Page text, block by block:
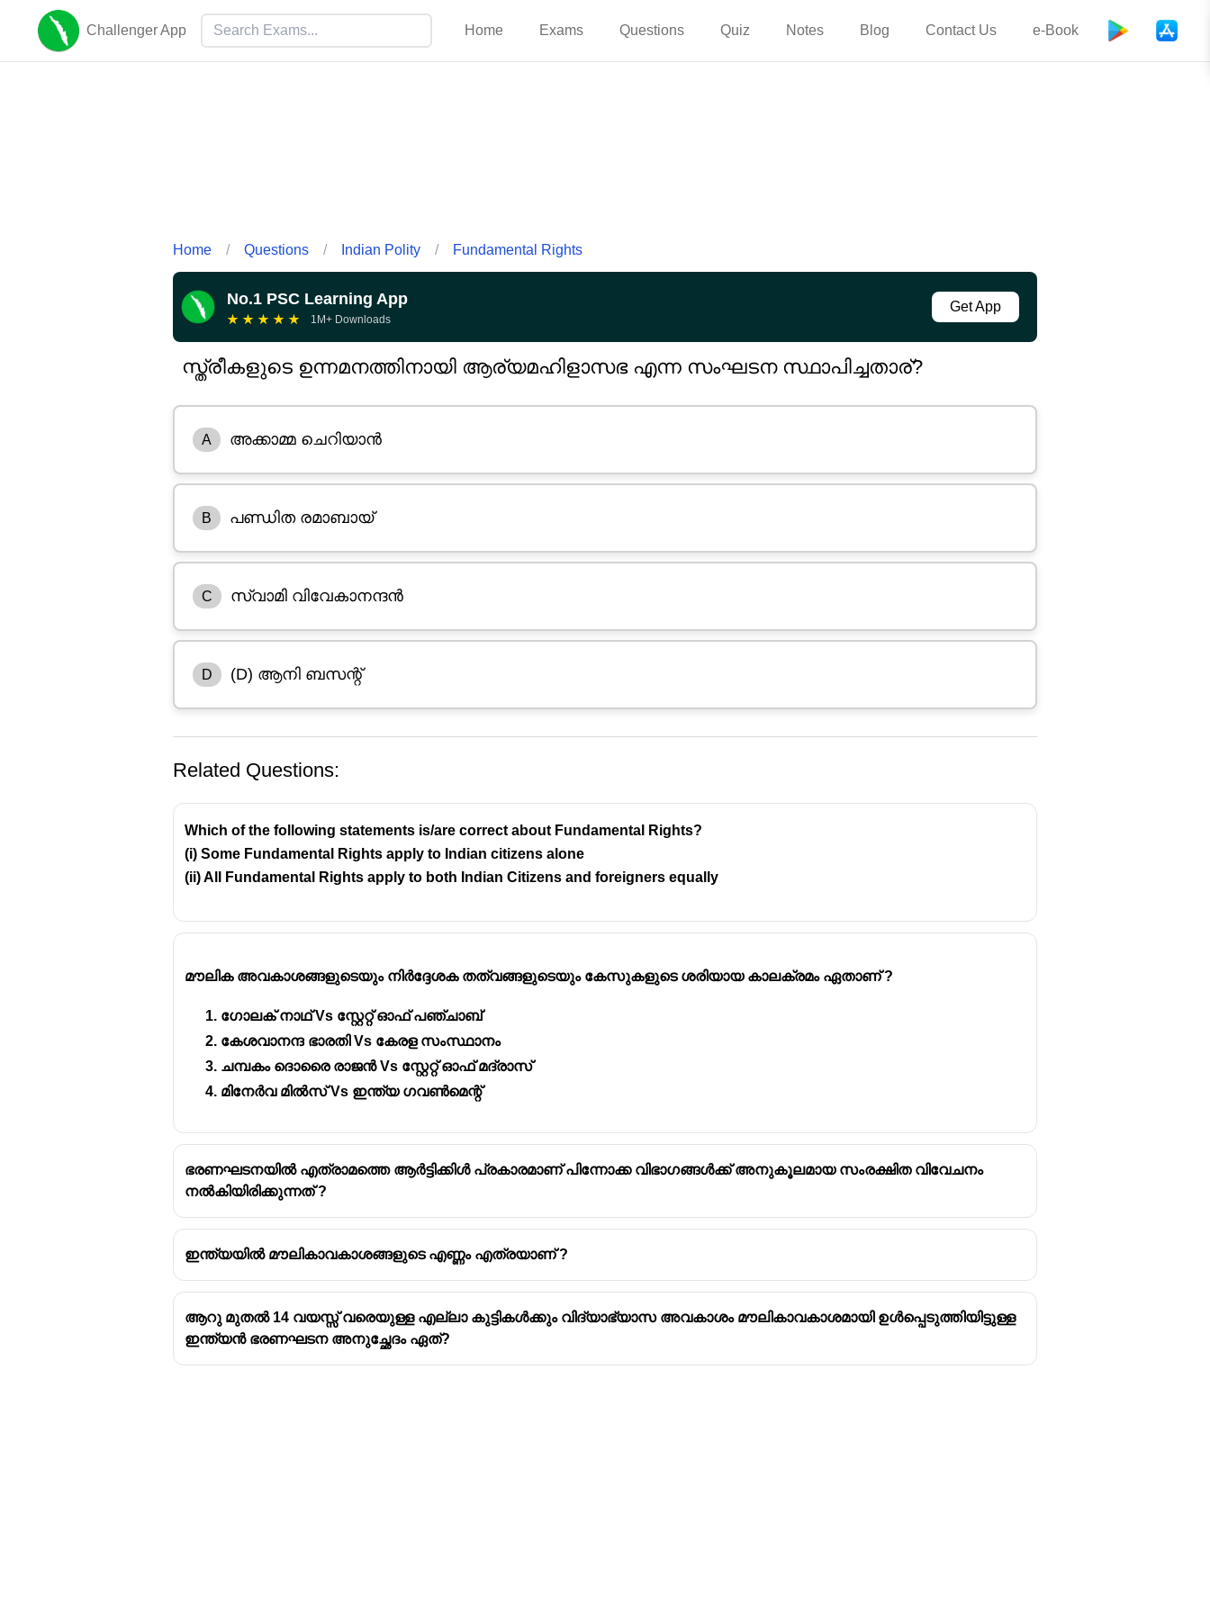
Challenger App Home Exams Questions Quiz Notes Blog Contact Us e-Book
Home / Questions / Indian Polity / Fundamental Rights
No.1 PSC Learning App
★ ★ ★ ★ ★ 1M+ Downloads
Get App
സ്ത്രീകളുടെ ഉന്നമനത്തിനായി ആര്യമഹിളാസഭ എന്ന സംഘടന സ്ഥാപിച്ചതാര്?
A അക്കാമ്മ ചെറിയാൻ
B പണ്ഡിത രമാബായ്
C സ്വാമി വിവേകാനന്ദൻ
D (D) ആനി ബസന്റ്
പരിഷ്കരണത്തിലൂടെയും സ്ത്രീകളെ ശാക്തീകരിക്കുക എന്ന ലക്ഷ്യത്തോടെ പ്രവർത്തിക്കുന്ന ഒരു വനിതാ
സ്ത്രീകൾക്ക് വിദ്യാഭ്യാസവും തൊഴിൽ പരിശീലനവും നൽകുന്നതിനൊപ്പം അവരുടെ സാമൂഹിക പദവി
മെച്ചപ്പെടുത്തുന്നതിനും സംഘടന പ്രവർത്തിച്ചു.
Related Questions:
Which of the following statements is/are correct about Fundamental Rights?
(i) Some Fundamental Rights apply to Indian citizens alone
(ii) All Fundamental Rights apply to both Indian Citizens and foreigners equally
മൗലിക അവകാശങ്ങളുടെയും നിർദ്ദേശക തത്വങ്ങളുടെയും കേസുകളുടെ ശരിയായ കാലക്രമം ഏതാണ് ?
ഗോലക് നാഥ്‌ Vs സ്റ്റേറ്റ് ഓഫ് പഞ്ചാബ്
കേശവാനന്ദ ഭാരതി Vs കേരള സംസ്ഥാനം
ചമ്പകം ദൊരൈ രാജൻ Vs സ്റ്റേറ്റ് ഓഫ് മദ്രാസ്
മിനേർവ മിൽസ് Vs ഇന്ത്യ ഗവൺമെന്റ്
ഭരണഘടനയിൽ എത്രാമത്തെ ആർട്ടിക്കിൾ പ്രകാരമാണ് പിന്നോക്ക വിഭാഗങ്ങൾക്ക് അനുകൂലമായ സംരക്ഷിത വിവേചനം
നൽകിയിരിക്കുന്നത് ?
ഇന്ത്യയിൽ മൗലികാവകാശങ്ങളുടെ എണ്ണം എത്രയാണ് ?
ആറു മുതൽ 14 വയസ്സ് വരെയുള്ള എല്ലാ കുട്ടികൾക്കും വിദ്യാഭ്യാസ അവകാശം മൗലികാവകാശമായി ഉൾപ്പെടുത്തിയിട്ടുള്ള
ഇന്ത്യൻ ഭരണഘടന അനുച്ഛേദം ഏത്?